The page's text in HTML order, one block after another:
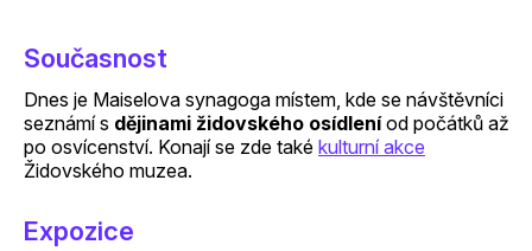
Současnost
Dnes je Maiselova synagoga místem, kde se návštěvníci
seznámí s dějinami židovského osídleníod počátků až
po osvícenství. Konají se zde také kulturní akce
Židovského muzea.
Expozice